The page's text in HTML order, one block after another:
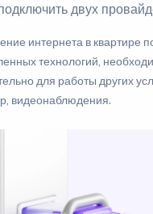
двух
интернета в квартире
технологий,
для работы других
видеонаблюдения.